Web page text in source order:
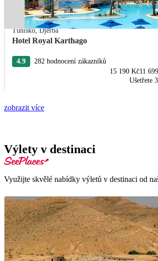
Tunisko,Djerba
Hotel Royal Karthago
4.9
282 hodnocení zákazníků
15 190 Kč11
Ušetřete
zobrazit více
Výlety v destinaci
Využijte skvělé nabídky výletů v destinaci od